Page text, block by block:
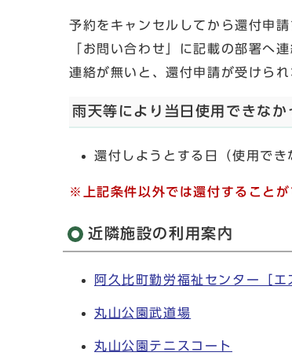
予約をキャンセルしてから還付申
「お問い合わせ」に記載の部署へ
連絡が無いと、還付申請が受けられ
雨天等により当日使用できなか
還付しようとする日（使用で
※上記条件以外では還付することが
近隣施設の利用案内
阿久比町勤労福祉センター［エ
丸山公園武道場
丸山公園テニスコート